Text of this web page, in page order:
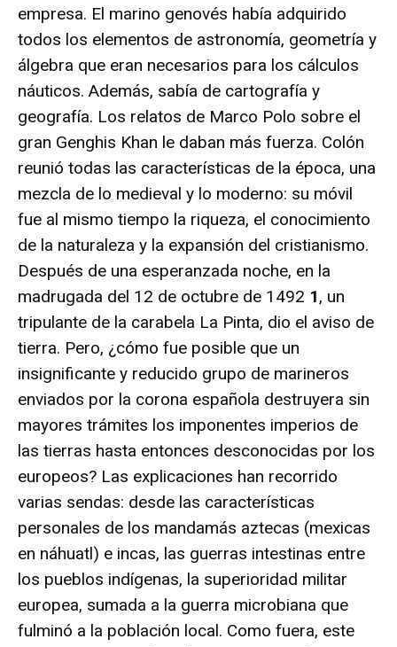
empresa. El marino genovés había adquirido
todos los elementos de astronomía, geometría y
álgebra que eran necesarios para los cálculos
náuticos. Además, sabía de cartografía y
geografía. Los relatos de Marco Polo sobre el
gran Genghis Khan le daban más fuerza. Colón
reunió todas las características de la época, una
mezcla de lo medieval y lo moderno: su móvil
fue al mismo tiempo la riqueza, el conocimiento
de la naturaleza y la expansión del cristianismo.
Después de una esperanzada noche, en la
madrugada del 12 de octubre de 1492 1, un
tripulante de la carabela La Pinta, dio el aviso de
tierra. Pero, ¿cómo fue posible que un
insignificante y reducido grupo de marineros
enviados por la corona española destruyera sin
mayores trámites los imponentes imperios de
las tierras hasta entonces desconocidas por los
europeos? Las explicaciones han recorrido
varias sendas: desde las características
personales de los mandamás aztecas (mexicas
en náhuatl) e incas, las guerras intestinas entre
los pueblos indígenas, la superioridad militar
europea, sumada a la guerra microbiana que
fulminó a la población local. Como fuera, este